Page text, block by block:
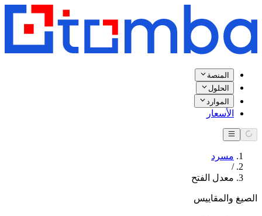
المنصة
الحلول
الموارد
الأسعار
مسرد
/
معدل الفتح
الصيغ والمقاييس